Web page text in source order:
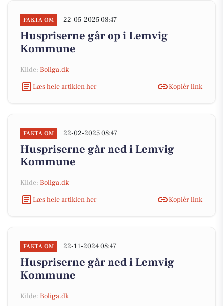
FAKTA OM 22-05-2025 08:47
Huspriserne går op i Lemvig
Kommune
Kilde: Boliga.dk
Læs hele artiklen her
Kopiér link
FAKTA OM 22-02-2025 08:47
Huspriserne går ned i Lemvig
Kommune
Kilde: Boliga.dk
Læs hele artiklen her
Kopiér link
FAKTA OM 22-11-2024 08:47
Huspriserne går ned i Lemvig
Kommune
Kilde: Boliga.dk